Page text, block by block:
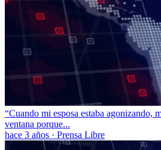
“Cuando mi esposa estaba agonizando,
ventana porque...
hace 3 años · Prensa Libre